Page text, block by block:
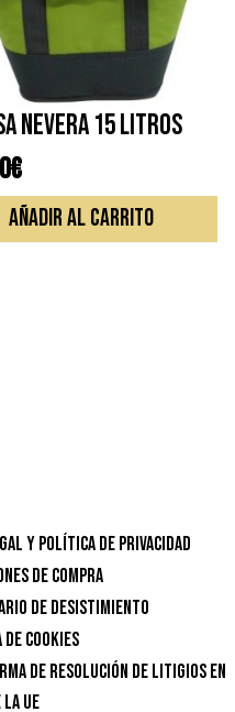
nevera 15 litros
€
AÑADIR AL CARRITO
y Política de privacidad
de Compra
de desistimiento
Cookies
de resolución de litigios en
UE